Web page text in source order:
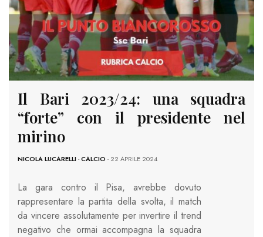
Il Bari 2023/24: una squadra
“forte” con il presidente nel
mirino
NICOLA LUCARELLI-CALCIO - 22 APRILE 2024
La gara contro il Pisa, avrebbe dovuto
rappresentare la partita della svolta, il match
da vincere assolutamente per invertire il trend
negativo che ormai accompagna la squadra